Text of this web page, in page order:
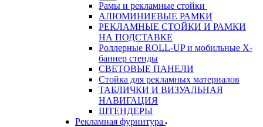
Рамы и рекламные стойки
АЛЮМИНИЕВЫЕ РАМКИ
РЕКЛАМНЫЕ СТОЙКИ И РАМКИ
НА ПОДСТАВКЕ
Роллерные ROLL-UP и мобильные X-
баннер стенды
СВЕТОВЫЕ ПАНЕЛИ
Стойка для рекламных материалов
ТАБЛИЧКИ И ВИЗУАЛЬНАЯ
НАВИГАЦИЯ
ШТЕНДЕРЫ
Рекламная фурнитура